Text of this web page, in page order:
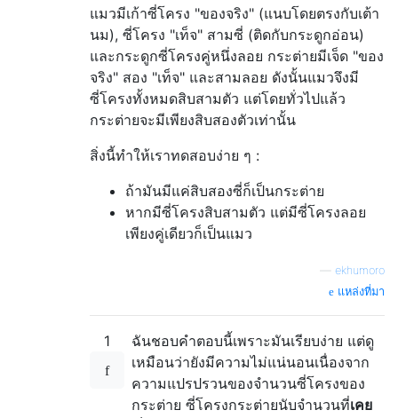
แมวมีเก้าซี่โครง "ของจริง" (แนบโดยตรงกับเต้า
นม), ซี่โครง "เท็จ" สามซี่ (ติดกับกระดูกอ่อน)
และกระดูกซี่โครงคู่หนึ่งลอย กระต่ายมีเจ็ด "ของ
จริง" สอง "เท็จ" และสามลอย ดังนั้นแมวจึงมี
ซี่โครงทั้งหมดสิบสามตัว แต่โดยทั่วไปแล้ว
กระต่ายจะมีเพียงสิบสองตัวเท่านั้น
สิ่งนี้ทำให้เราทดสอบง่าย ๆ :
ถ้ามันมีแค่สิบสองซี่ก็เป็นกระต่าย
หากมีซี่โครงสิบสามตัว แต่มีซี่โครงลอย
เพียงคู่เดียวก็เป็นแมว
ekhumoro
แหล่งที่มา
1
ฉันชอบคำตอบนี้เพราะมันเรียบง่าย แต่ดู
เหมือนว่ายังมีความไม่แน่นอนเนื่องจาก
ความแปรปรวนของจำนวนซี่โครงของ
กระต่าย ซี่โครงกระต่ายนับจำนวนที่เคย